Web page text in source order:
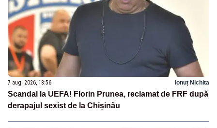
7 aug. 2026, 18:56 Ionuț Nichita
Scandal la UEFA! Florin Prunea, reclamat de FRF după
derapajul sexist de la Chișinău